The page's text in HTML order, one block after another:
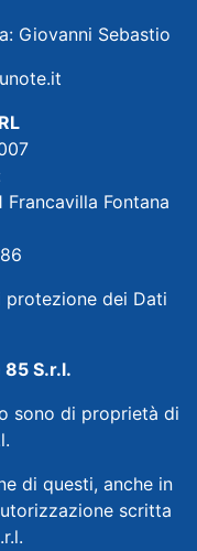
Giovanni Sebastio
Fontana
dei Dati
S.r.l.
sono di proprietà di
di questi, anche in
scritta